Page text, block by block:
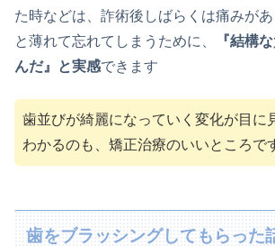
た時などは、詐術後しばらくは痛みが
と薄れて忘れてしまうために、
『結構
んだ』と実感できます
歯並びが綺麗になっていく変化が目に
わかるのも、矯正治療のいいところで
歯をブラッシングしてもらった